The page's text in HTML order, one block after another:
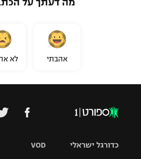
מה דעתך על
אהבתי לא
VOD כדורגל ישראלי